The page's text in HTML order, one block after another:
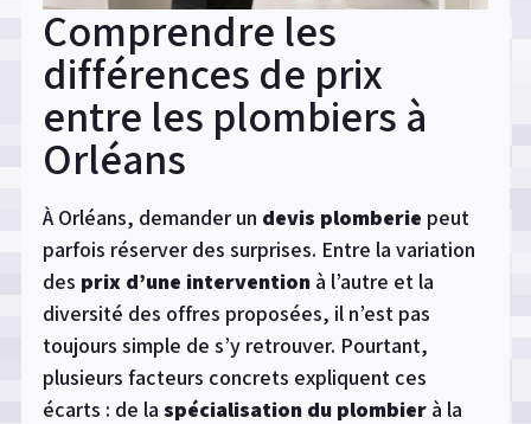
Comprendre les
différences de prix
entre les plombiers à
Orléans
À Orléans, demander un devis plomberie peut
parfois réserver des surprises. Entre la variation
des prix d’une intervention à l’autre et la
diversité des offres proposées, il n’est pas
toujours simple de s’y retrouver. Pourtant,
plusieurs facteurs concrets expliquent ces
écarts : de la spécialisation du plombier à la